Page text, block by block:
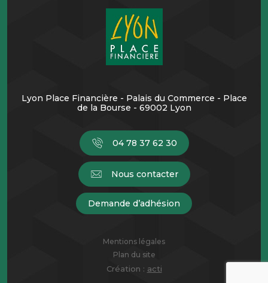
Lyon Place Financière - Palais du Commerce - Place
de la Bourse - 69002 Lyon
04 78 37 62 30
Nous contacter
Demande d’adhésion
Mentions légales
Plan du site
Création : acti